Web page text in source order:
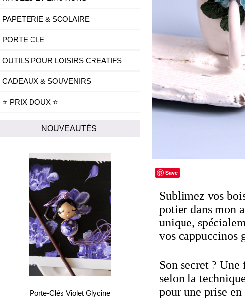
PAPETERIE & SCOLAIRE
PORTE CLE
OUTILS POUR LOISIRS CREATIFS
CADEAUX & SOUVENIRS
⭐ PRIX DOUX ⭐
NOUVEAUTÉS
Porte-Clés Violet Glycine
Save
Sublimez vos
potier dans mon
unique,
vos cappuccinos
Son secret ?
selon la
pour une prise